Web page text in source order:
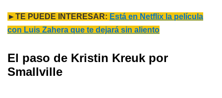
►TE PUEDE INTERESAR: Está en Netflix la película
con Luis Zahera que te dejará sin aliento
El paso de Kristin Kreuk por
Smallville